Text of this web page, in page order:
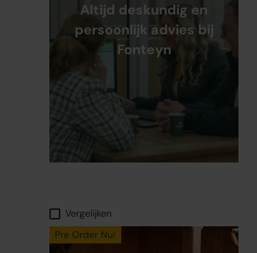
Altijd deskundig en
persoonlijk advies bij
Fonteyn
Vergelijken
Pre Order Nu!